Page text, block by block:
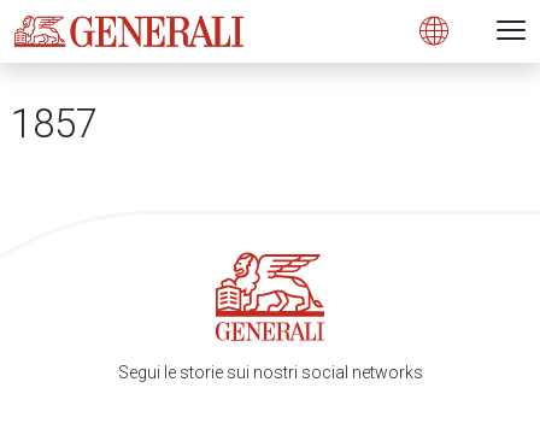
Open
1857
Segui le storie sui nostri social networks